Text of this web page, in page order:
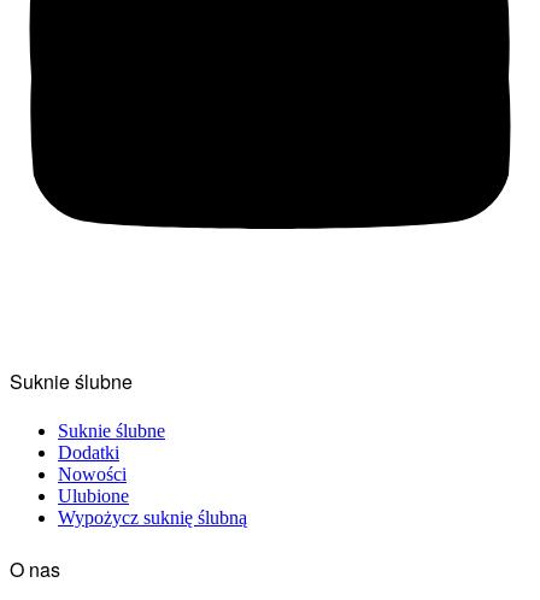
Suknie ślubne
Suknie ślubne
Dodatki
Nowości
Ulubione
Wypożycz suknię ślubną
O nas